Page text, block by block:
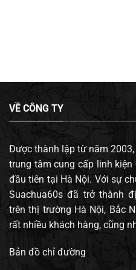
VỀ CÔNG TY
Được thành lập từ năm
trung tâm cung cấp linh
đầu tiên tại Hà Nội. Với sự
Suachua60s đã trở thành
trên thị trường Hà Nội, Bắc
rất nhiều khách hàng, cũng
Bản đồ chỉ đường